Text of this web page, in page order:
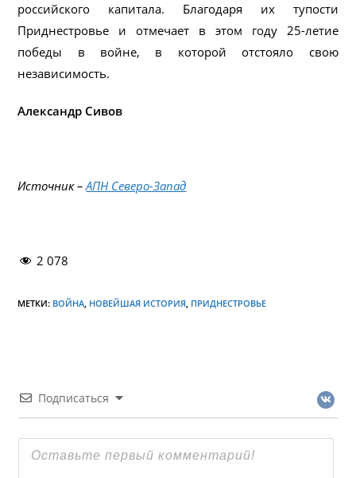
российского капитала. Благодаря их тупости
Приднестровье и отмечает в этом году 25-летие
победы в войне, в которой отстояло свою
независимость.
Александр Сивов
Источник –АПН Северо-Запад
2 078
МЕТКИ: ВОЙНА, НОВЕЙШАЯ ИСТОРИЯ, ПРИДНЕСТРОВЬЕ
Подписаться